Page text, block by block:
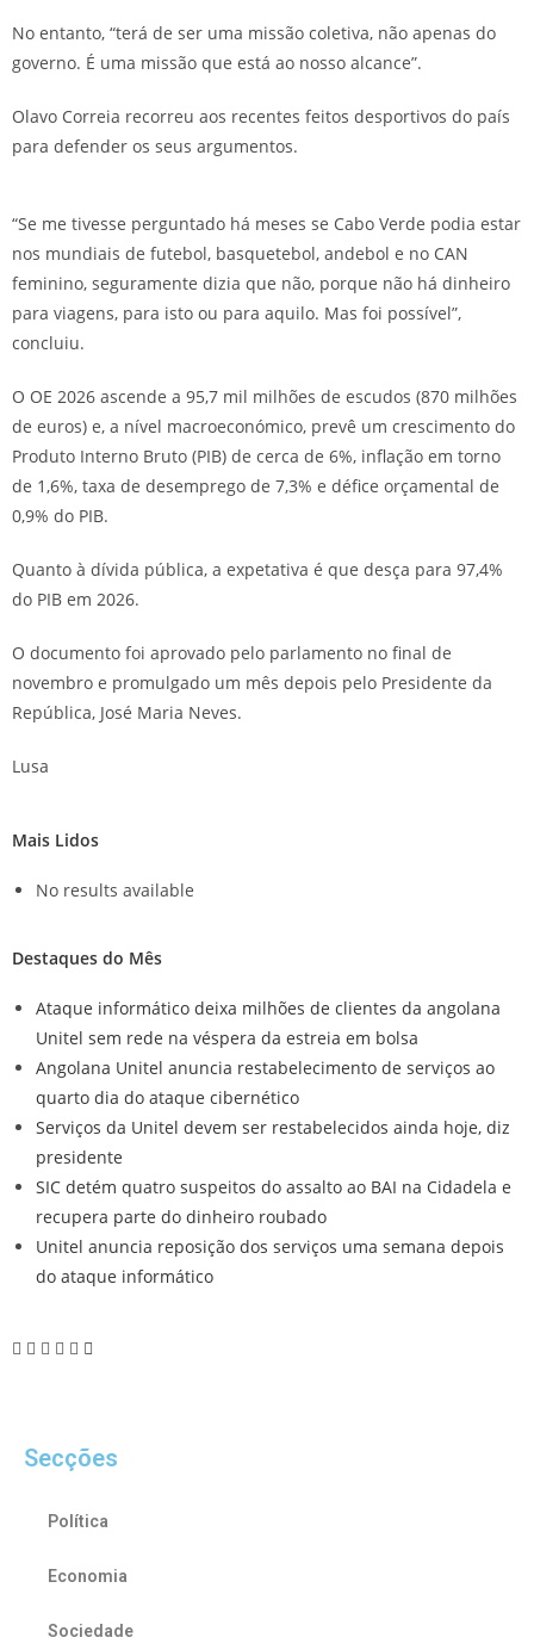
No entanto, “terá de ser uma missão coletiva, não apenas do
governo. É uma missão que está ao nosso alcance”.
Olavo Correia recorreu aos recentes feitos desportivos do país
para defender os seus argumentos.
“Se me tivesse perguntado há meses se Cabo Verde podia estar
nos mundiais de futebol, basquetebol, andebol e no CAN
feminino, seguramente dizia que não, porque não há dinheiro
para viagens, para isto ou para aquilo. Mas foi possível”,
concluiu.
O OE 2026 ascende a 95,7 mil milhões de escudos (870 milhões
de euros) e, a nível macroeconómico, prevê um crescimento do
Produto Interno Bruto (PIB) de cerca de 6%, inflação em torno
de 1,6%, taxa de desemprego de 7,3% e défice orçamental de
0,9% do PIB.
Quanto à dívida pública, a expetativa é que desça para 97,4%
do PIB em 2026.
O documento foi aprovado pelo parlamento no final de
novembro e promulgado um mês depois pelo Presidente da
República, José Maria Neves.
Lusa
Mais Lidos
No results available
Destaques do Mês
Ataque informático deixa milhões de clientes da angolana
Unitel sem rede na véspera da estreia em bolsa
Angolana Unitel anuncia restabelecimento de serviços ao
quarto dia do ataque cibernético
Serviços da Unitel devem ser restabelecidos ainda hoje, diz
presidente
SIC detém quatro suspeitos do assalto ao BAI na Cidadela e
recupera parte do dinheiro roubado
Unitel anuncia reposição dos serviços uma semana depois
do ataque informático
Secções
Política
Economia
Sociedade